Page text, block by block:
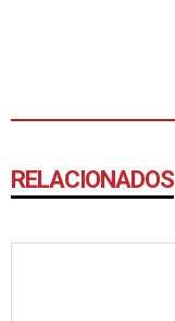
RELACIONADOS